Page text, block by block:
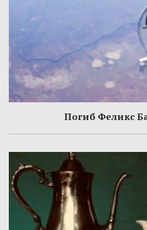
Погиб Феликс